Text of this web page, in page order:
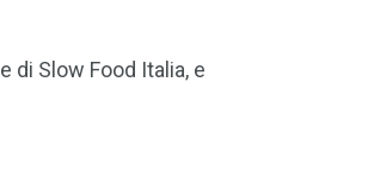
di Slow Food Italia, e